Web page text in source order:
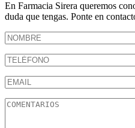
En Farmacia Sirera queremos
duda que tengas. Ponte en